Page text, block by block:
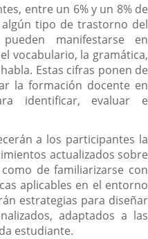
entre un 6% y un 8% de
tipo de trastorno del
manifestarse en
vocabulario, la gramática,
Estas cifras ponen de
la formación docente en
identificar, evaluar e
a los participantes la
actualizados sobre
de familiarizarse con
aplicables en el entorno
estrategias para diseñar
adaptados a las
estudiante.